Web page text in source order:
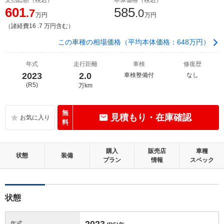
601.7万円
（諸経費16 .7 万円含む）
585.0万円
この車種の相場価格（平均本体価格：648万円）
年式
2023
(R5)
走行距離
2.0
万km
車検
車検整備付
修復歴
なし
無
料
見積もり・在庫確認
状態 装備
購入
プラン
販売店
情報
車種
スペック
状態